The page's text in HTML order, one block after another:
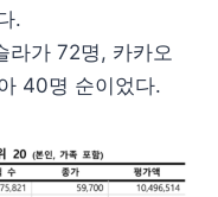
.
라가 72명, 카카오
40명 순이었다.